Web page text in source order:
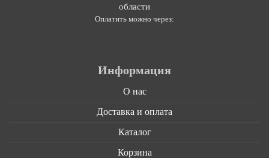
области
Оплатить можно через:
Информация
О нас
Доставка и оплата
Каталог
Корзина